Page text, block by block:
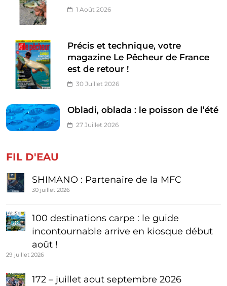
1 Août 2026
Précis et technique, votre
magazine Le Pêcheur de France
est de retour !
30 Juillet 2026
Obladi, oblada : le poisson de l’été
27 Juillet 2026
FIL D'EAU
SHIMANO : Partenaire de la MFC
30 juillet 2026
100 destinations carpe : le guide
incontournable arrive en kiosque début
août !
29 juillet 2026
172 – juillet aout septembre 2026